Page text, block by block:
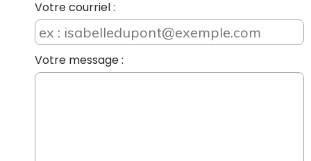
Votre courriel :
Votre message :